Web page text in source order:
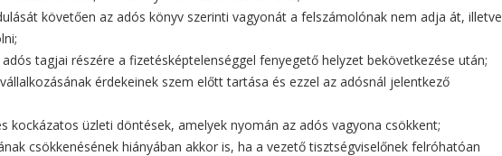
követően az adós könyv szerinti vagyonát a felszámolónak nem adja át, illetve
tagjai részére a fizetésképtelenséggel fenyegető helyzet bekövetkezése után;
érdekeinek szem előtt tartása és ezzel az adósnál jelentkező
kockázatos üzleti döntések, amelyek nyomán az adós vagyona csökkent;
csökkenésének hiányában akkor is, ha a vezető tisztségviselőnek felróhatóan